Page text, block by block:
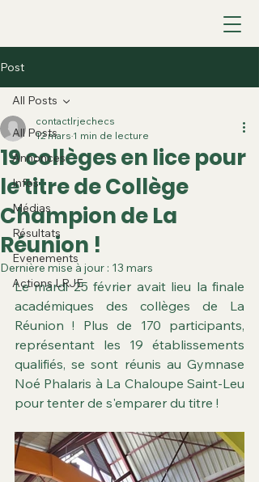
Post
All Posts
Annonces
Infos
Médias
Résultats
Evenements
Actions LRJE
All Posts
19 collèges en lice pour
le titre de Collège
Champion de La
Réunion !
contactlrjechecs
12 mars 1 min de lecture
Dernière mise à jour : 13 mars
Le mardi 25 février avait lieu la finale
académiques des collèges de La
Réunion ! Plus de 170 participants,
représentant les 19 établissements
qualifiés, se sont réunis au Gymnase
Noé Phalaris à La Chaloupe Saint-Leu
pour tenter de s'emparer du titre !